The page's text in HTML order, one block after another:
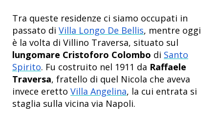
Tra queste residenze ci siamo occupati in
passato di Villa Longo De Bellis, mentre oggi
è la volta di Villino Traversa, situato sul
lungomare Cristoforo Colombo di Santo
Spirito. Fu costruito nel 1911 da Raffaele
Traversa, fratello di quel Nicola che aveva
invece eretto Villa Angelina, la cui entrata si
staglia sulla vicina via Napoli.